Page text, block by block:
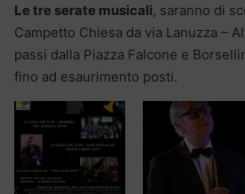
Le tre serate musicali, saranno di
Campetto Chiesa da via Lanuzza –
passi dalla Piazza Falcone e
fino ad esaurimento posti.